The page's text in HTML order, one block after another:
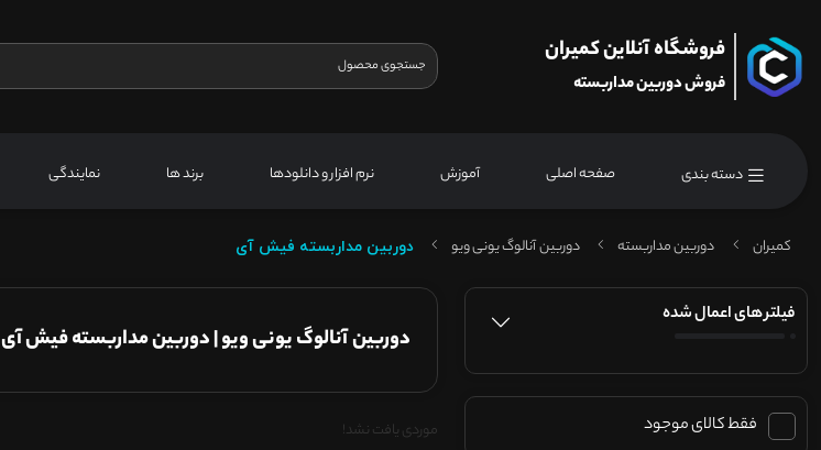
فروشگاه آنلاین کمیران
فروش دوربین مداربسته
دسته بندی صفحه اصلی آموزش نرم افزار و دانلودها برند ها نمایندگی
کمیران دوربین مداربسته دوربین آنالوگ یونی ویو دوربین مداربسته فیش آی
فیلتر های اعمال شده
فقط کالای موجود
دوربین آنالوگ یونی ویو | دوربین مداربسته فیش آی
موردی یافت نشد!